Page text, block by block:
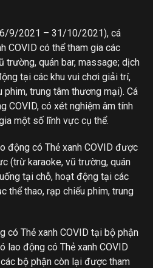
9/2021 – 31/10/2021), cá
COVID có thể tham gia các
trường, quán bar, massage; dịch
tại các khu vui chơi giải trí,
phim, trung tâm thương mại). Cá
COVID, có xét nghiệm âm tính
một số lĩnh vực cụ thể.
động có Thẻ xanh COVID được
(trừ karaoke, vũ trường, quán
tại chỗ, hoạt động tại các
thể thao, rạp chiếu phim, trung
có Thẻ xanh COVID tại bộ phận
lao động có Thẻ xanh COVID
bộ phận còn lại được tham